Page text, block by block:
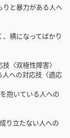
と暴力がある人へ
横になってばかり
〈双極性障害〉
への対応技〈適応
抱いている人への
り立たない人への